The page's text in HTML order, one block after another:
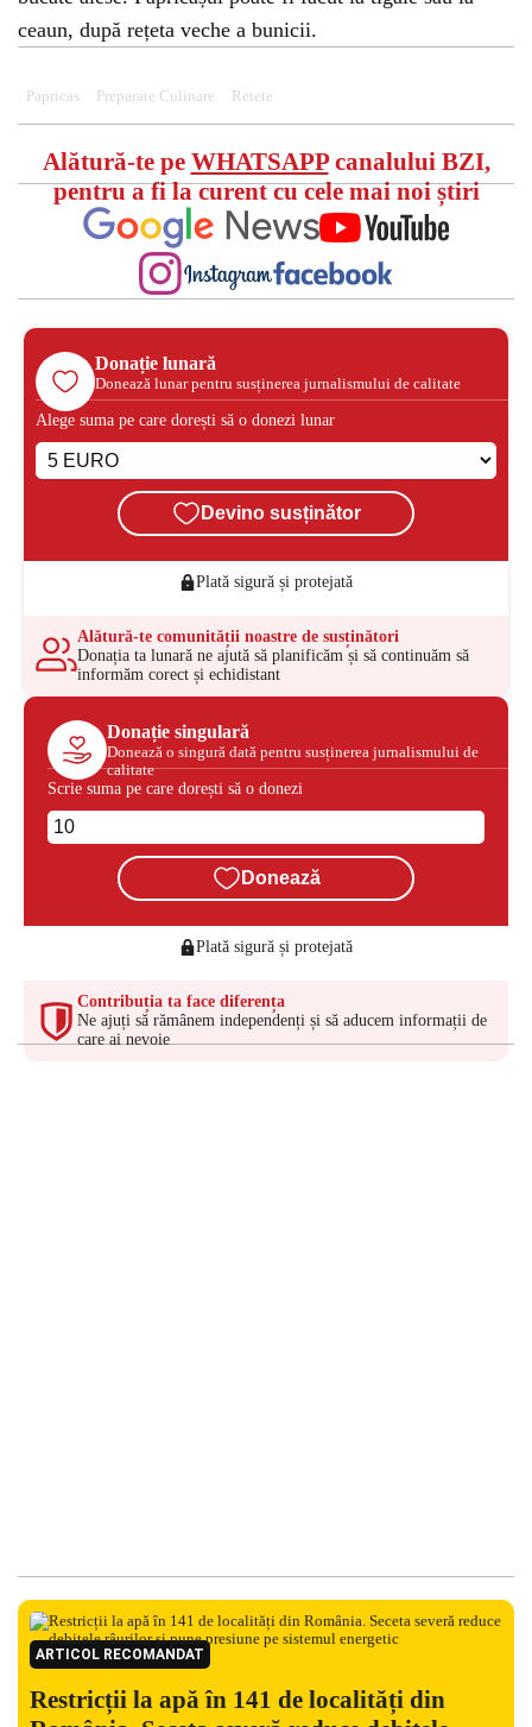
ceaun, după rețeta veche a bunicii.
Papricas Preparate Culinare Retete
Alătură-te pe WHATSAPPcanalului BZI,
pentru a fi la curent cu cele mai noi știri
Donație lunară
Donează lunar pentru susținerea jurnalismului de calitate
Alege suma pe care dorești să o donezi lunar
Devino susținător
Plată sigură și protejată
Alătură-te comunității noastre de susținători
Donația ta lunară ne ajută să planificăm și să continuăm să
informăm corect și echidistant
Donație singulară
Donează o singură dată pentru susținerea jurnalismului de
calitate
Scrie suma pe care dorești să o donezi
Donează
Plată sigură și protejată
Contribuția ta face diferența
Ne ajuți să rămânem independenți și să aducem informații de
care ai nevoie
ARTICOL RECOMANDAT
Restricții la apă în 141 de localități din